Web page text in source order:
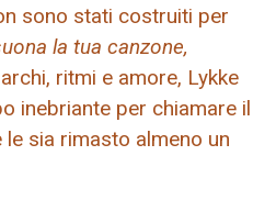
sono stati costruiti per
la tua canzone,
ritmi e amore, Lykke
inebriante per chiamare il
sia rimasto almeno un